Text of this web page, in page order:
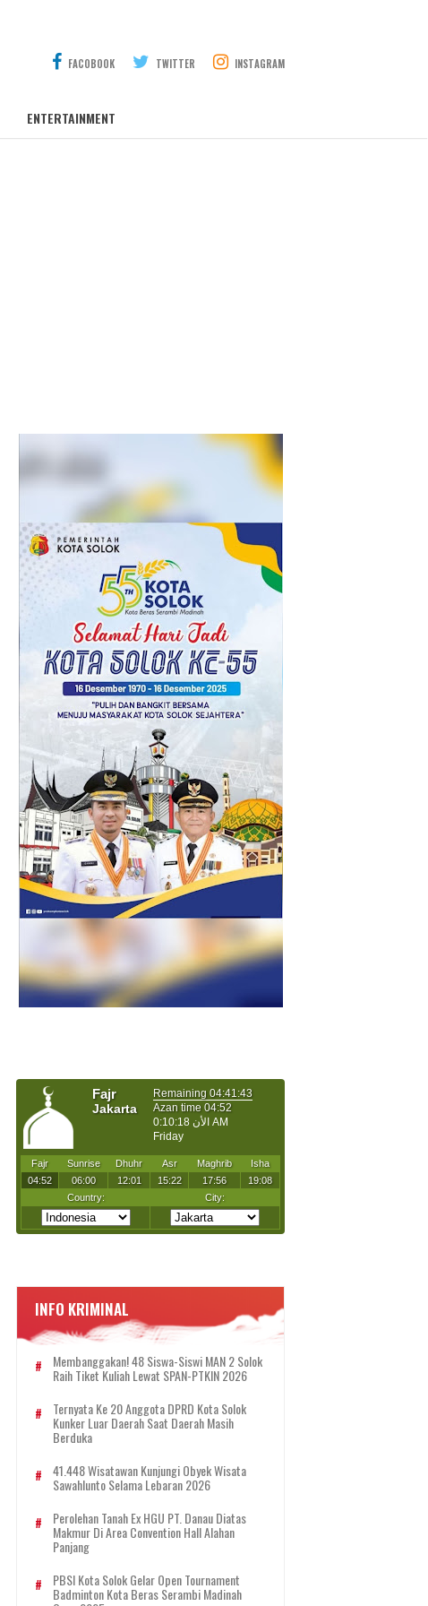
FACOBOOK TWITTER INSTAGRAM
ENTERTAINMENT
INFO KRIMINAL
Membanggakan! 48 Siswa-Siswi MAN 2 Solok
Raih Tiket Kuliah Lewat SPAN-PTKIN 2026
Ternyata Ke 20 Anggota DPRD Kota Solok
Kunker Luar Daerah Saat Daerah Masih
Berduka
41.448 Wisatawan Kunjungi Obyek Wisata
Sawahlunto Selama Lebaran 2026
Perolehan Tanah Ex HGU PT. Danau Diatas
Makmur Di Area Convention Hall Alahan
Panjang
PBSI Kota Solok Gelar Open Tournament
Badminton Kota Beras Serambi Madinah